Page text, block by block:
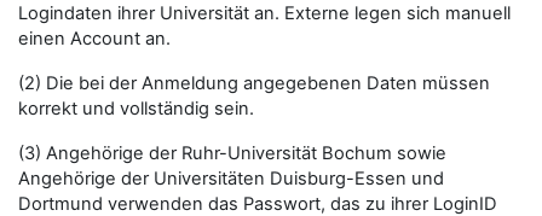
Logindaten ihrer Universität an. Externe legen sich manuell
einen Account an.
(2) Die bei der Anmeldung angegebenen Daten müssen
korrekt und vollständig sein.
(3) Angehörige der Ruhr-Universität Bochum sowie
Angehörige der Universitäten Duisburg-Essen und
Dortmund verwenden das Passwort, das zu ihrer LoginID